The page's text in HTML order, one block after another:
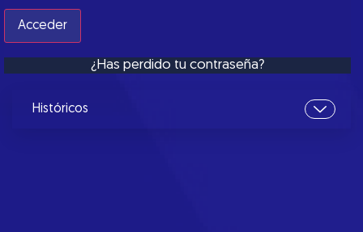
¿Has perdido tu contraseña?
Históricos